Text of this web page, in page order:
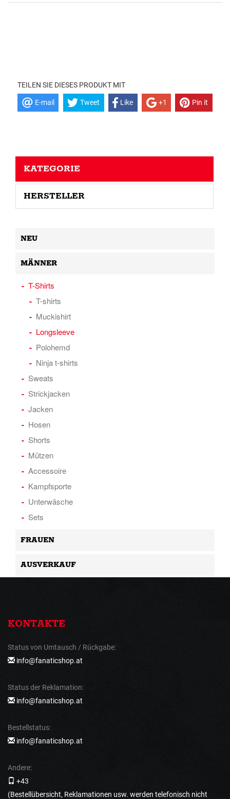
TEILEN SIE DIESES PRODUKT MIT
E-mail Tweet Like +1 Pin it
KATEGORIE
HERSTELLER
NEU
MÄNNER
T-Shirts
T-shirts
Muckishirt
Longsleeve
Polohemd
Ninja t-shirts
Sweats
Strickjacken
Jacken
Hosen
Shorts
Mützen
Accessoire
Kampfsporte
Unterwäsche
Sets
FRAUEN
AUSVERKAUF
KONTAKTE
Status von Umtausch / Rückgabe:
info@fanaticshop.at
Status der Reklamation:
info@fanaticshop.at
Bestellstatus:
info@fanaticshop.at
Andere:
+43
(Bestellübersicht, Reklamationen usw. werden telefonisch nicht